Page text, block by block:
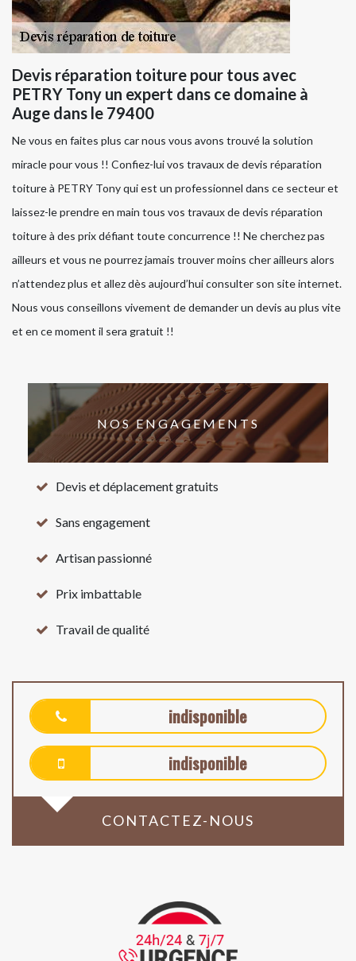
Devis réparation toiture pour tous avec
PETRY Tony un expert dans ce domaine à
Auge dans le 79400
Ne vous en faites plus car nous vous avons trouvé la solution
miracle pour vous !! Confiez-lui vos travaux de devis réparation
toiture à PETRY Tony qui est un professionnel dans ce secteur et
laissez-le prendre en main tous vos travaux de devis réparation
toiture à des prix défiant toute concurrence !! Ne cherchez pas
ailleurs et vous ne pourrez jamais trouver moins cher ailleurs alors
n’attendez plus et allez dès aujourd’hui consulter son site internet.
Nous vous conseillons vivement de demander un devis au plus vite
et en ce moment il sera gratuit !!
NOS ENGAGEMENTS
Devis et déplacement gratuits
Sans engagement
Artisan passionné
Prix imbattable
Travail de qualité
indisponible
indisponible
CONTACTEZ-NOUS